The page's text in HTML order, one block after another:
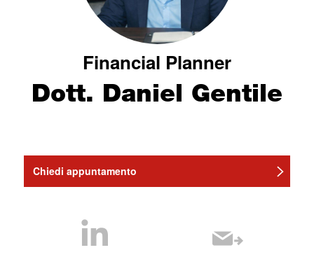
Financial Planner
Dott. Daniel Gentile
Chiedi appuntamento